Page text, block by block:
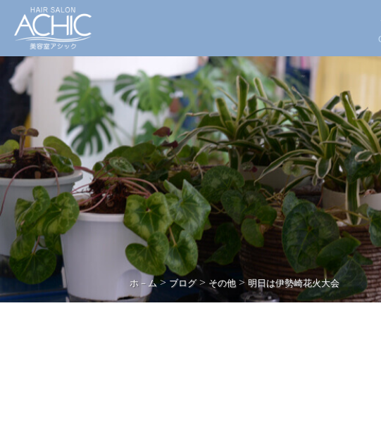
ホ－ム> ブログ> その他 >明日は伊勢崎花火大会